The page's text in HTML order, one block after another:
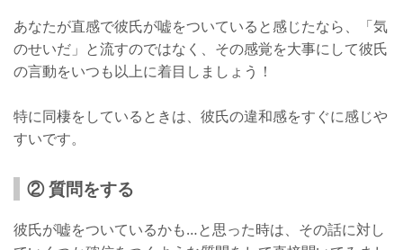
あなたが直感で彼氏が嘘をついていると感じたなら、「気
のせいだ」と流すのではなく、その感覚を大事にして彼氏
の言動をいつも以上に着目しましょう！
特に同棲をしているときは、彼氏の違和感をすぐに感じや
すいです。
② 質問をする
彼氏が嘘をついているかも…と思った時は、その話に対し